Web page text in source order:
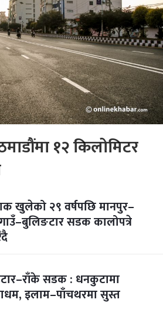
१२ किलोमिटर
खुलेको २९ वर्षपछि मानपुर–
सडक कालोपत्रे
सडक : धनकुटामा
इलाम–पाँचथरमा सुस्त